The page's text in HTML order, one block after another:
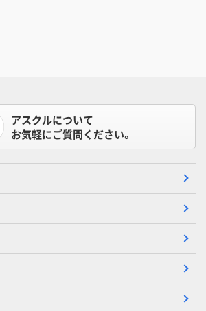
アスクルについて
お気軽にご質問ください。